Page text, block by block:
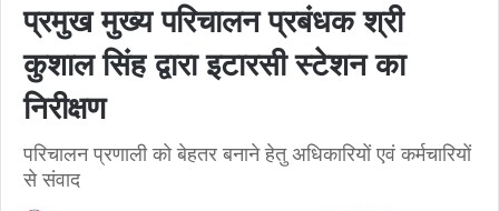
प्रमुख मुख्य परिचालन प्रबंधक श्री
कुशाल सिंह द्वारा इटारसी स्टेशन का
निरीक्षण
परिचालन प्रणाली को बेहतर बनाने हेतु अधिकारियों एवं कर्मचारियों
से संवाद